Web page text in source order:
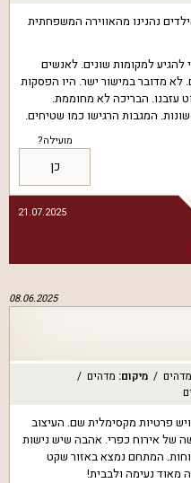
נהנינו מהאווירה המשפחתית
למקומות שונים. לאנשים
לא מדובר במישור ישר. היו הפסקות
עזבנו. הבריכה לא מחוממת.
המגבות הרגישו כמו שטיחים.
מועילה?
כן
21.07.2025
08.06.2025
מדהים מיקום: מדהים
פרטיות מקסימלית שם. העיצוב
של אירוח כפרי. אהבה שיש נישות
המתחם נמצא באזור שקט
מאוד נעימה ולבבית!